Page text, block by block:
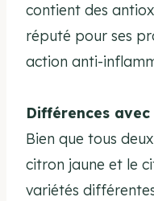
contient des
réputé pour ses
action anti-
Différences
Bien que tous
citron jaune et le
variétés